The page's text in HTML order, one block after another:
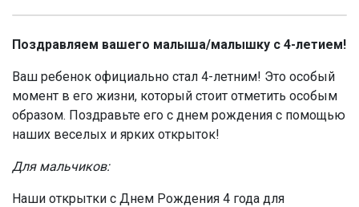
Поздравляем вашего малыша/малышку с 4-летием!
Ваш ребенок официально стал 4-летним! Это особый
момент в его жизни, который стоит отметить особым
образом. Поздравьте его с днем рождения с помощью
наших веселых и ярких открыток!
Для мальчиков:
Наши открытки с Днем Рождения 4 года для